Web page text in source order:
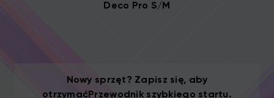
Deco Pro S/M
Nowy sprzęt? Zapisz się, aby
otrzymaćPrzewodnik szybkiego startu.
Historie artystów i inspiracja
1–2 e-maile/miesiąc, bez spamu